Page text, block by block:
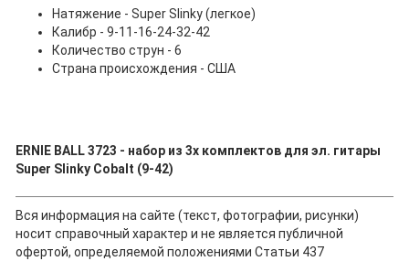
Натяжение - Super Slinky (легкое)
Калибр - 9-11-16-24-32-42
Количество струн - 6
Страна происхождения - США
ERNIE BALL 3723 - набор из 3х комплектов для эл. гитары
Super Slinky Cobalt (9-42)
Вся информация на сайте (текст, фотографии, рисунки)
носит справочный характер и не является публичной
офертой, определяемой положениями Статьи 437